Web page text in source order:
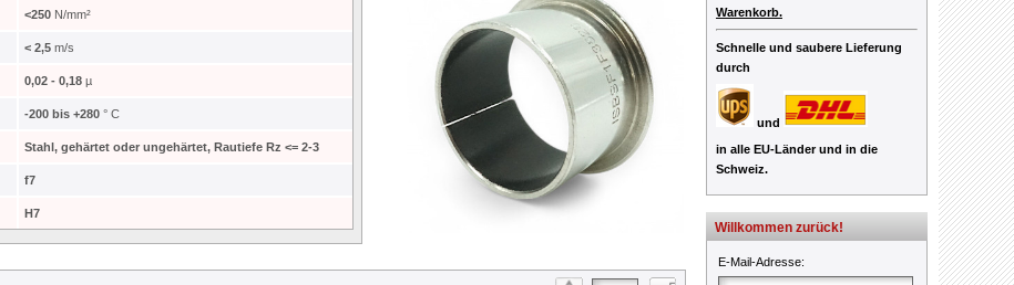
<250 N/mm²
< 2,5 m/s
0,02 - 0,18 µ
-200 bis +280 ° C
Stahl, gehärtet oder ungehärtet, Rautiefe Rz <= 2-3
f7
H7
Warenkorb.
Schnelle und saubere Lieferung
durch
und
in alle EU-Länder und in die
Schweiz.
Willkommen zurück!
E-Mail-Adresse: